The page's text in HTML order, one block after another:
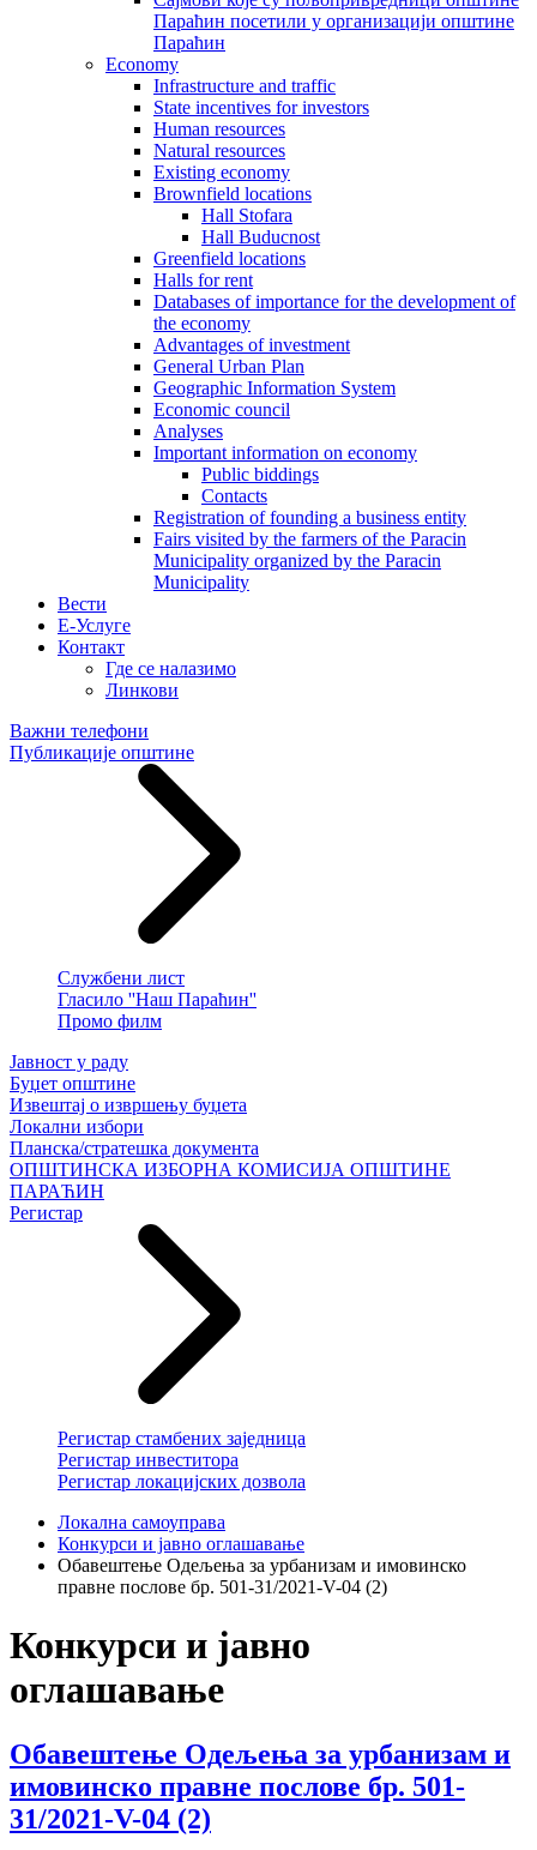
Параћин посетили у организацији општине
Параћин
Economy
Infrastructure and traffic
State incentives for investors
Human resources
Natural resources
Existing economy
Brownfield locations
Hall Stofara
Hall Buducnost
Greenfield locations
Halls for rent
Databases of importance for the development of
the economy
Advantages of investment
General Urban Plan
Geographic Information System
Еconomic council
Analyses
Important information on economy
Public biddings
Contacts
Registration of founding a business entity
Fairs visited by the farmers of the Paracin
Municipality organized by the Paracin
Municipality
Вести
E-Услуге
Контакт
Где се налазимо
Линкови
Важни телефони
Публикације општине
Службени лист
Гласило ''Наш Параћин''
Промо филм
Јавност у раду
Буџет општине
Извештај о извршењу буџета
Локални избори
Планска/стратешка документа
ОПШТИНСКА ИЗБОРНА КОМИСИЈА ОПШТИНЕ
ПАРАЋИН
Регистар
Регистар стамбених заједница
Регистар инвеститора
Регистар локацијских дозвола
Локална самоуправа
Конкурси и јавно оглашавање
Обавештење Одељења за урбанизам и имовинско
правне послове бр. 501-31/2021-V-04 (2)
Конкурси и јавно
оглашавање
Обавештење Одељења за урбанизам и
имовинско правне послове бр. 501-
31/2021-V-04 (2)